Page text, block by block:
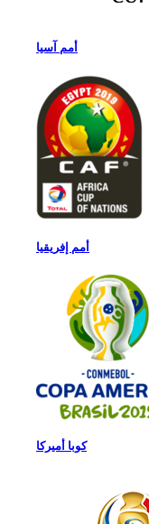
أمم آسيا
أمم إفريقيا
كوبا أميركا